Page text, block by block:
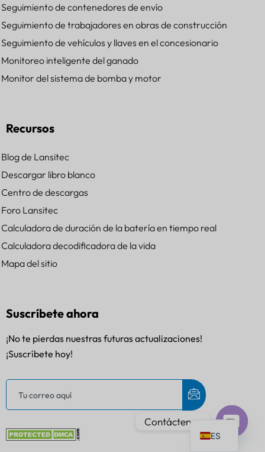
Seguimiento de contenedores de envío
Seguimiento de trabajadores en obras de construcción
Seguimiento de vehículos y llaves en el concesionario
Monitoreo inteligente del ganado
Monitor del sistema de bomba y motor
Recursos
Blog de Lansitec
Descargar libro blanco
Centro de descargas
Foro Lansitec
Calculadora de duración de la batería en tiempo real
Calculadora decodificadora de la vida
Mapa del sitio
Suscríbete ahora
¡No te pierdas nuestras futuras actualizaciones!
¡Suscríbete hoy!
ES
EN
Contáctenos